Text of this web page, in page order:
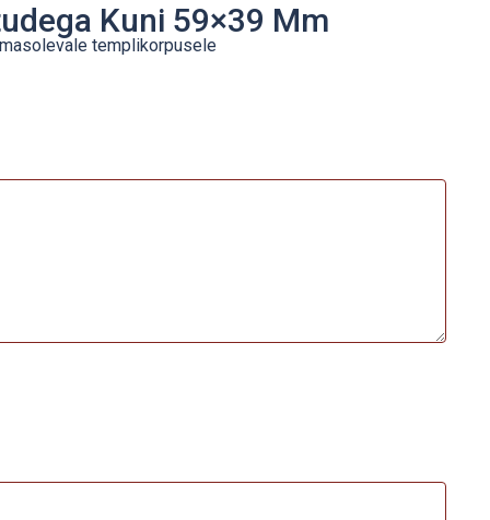
Kuni 59×39 Mm
templikorpusele